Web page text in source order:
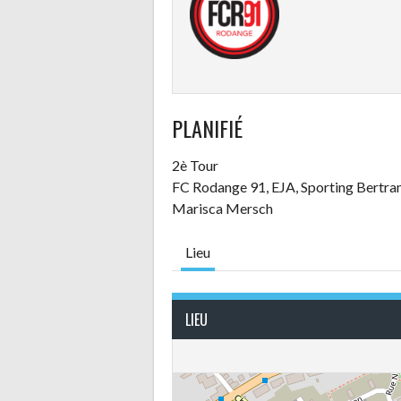
PLANIFIÉ
2è Tour
FC Rodange 91, EJA, Sporting
Marisca Mersch
Lieu
LIEU